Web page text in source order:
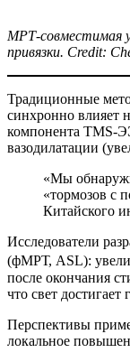
МРТ-совместимая
привязки. Credit:
Традиционные
синхронно влияет
компонента TMS-
вазодилатации
«Мы
«тормозов с
Китайского
Исследователи
(фМРТ, ASL):
после окончания
что свет
Перспективы
локальное